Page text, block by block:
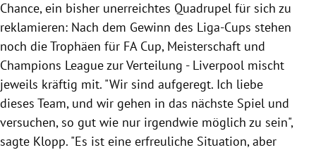
Chance, ein bisher unerreichtes Quadrupel für sich zu
reklamieren: Nach dem Gewinn des Liga-Cups stehen
noch die Trophäen für FA Cup, Meisterschaft und
Champions League zur Verteilung - Liverpool mischt
jeweils kräftig mit. "Wir sind aufgeregt. Ich liebe
dieses Team, und wir gehen in das nächste Spiel und
versuchen, so gut wie nur irgendwie möglich zu sein",
sagte Klopp. "Es ist eine erfreuliche Situation, aber